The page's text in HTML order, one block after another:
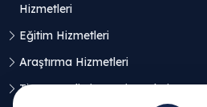
Hizmetleri
Eğitim Hizmetleri
Araştırma Hizmetleri
Ticaret Geliştirme Hizmetleri